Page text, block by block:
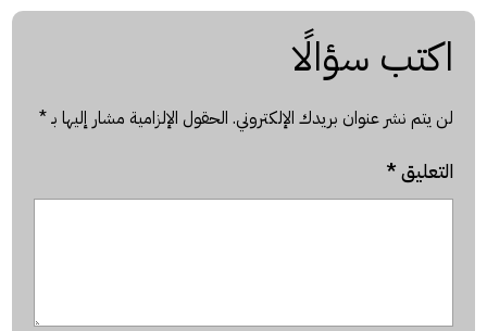
اكتب سؤالًا
لن يتم نشر عنوان بريدك الإلكتروني. الحقول الإلزامية مشار إليها بـ*
التعليق*